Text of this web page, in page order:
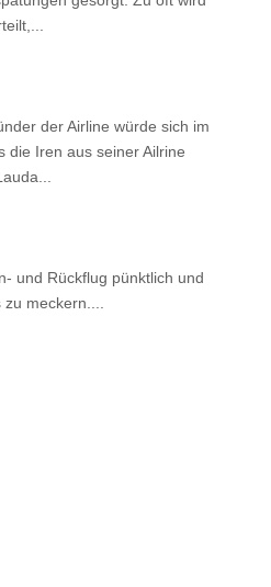
der Airline würde sich im
die Iren aus seiner Ailrine
und Rückflug pünktlich und
zu meckern....